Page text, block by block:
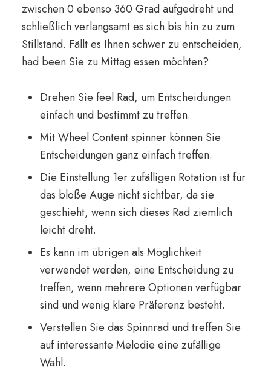
zwischen 0 ebenso 360 Grad aufgedreht und
schließlich verlangsamt es sich bis hin zu zum
Stillstand. Fällt es Ihnen schwer zu entscheiden,
had been Sie zu Mittag essen möchten?
Drehen Sie feel Rad, um Entscheidungen
einfach und bestimmt zu treffen.
Mit Wheel Content spinner können Sie
Entscheidungen ganz einfach treffen.
Die Einstellung 1er zufälligen Rotation ist für
das bloße Auge nicht sichtbar, da sie
geschieht, wenn sich dieses Rad ziemlich
leicht dreht.
Es kann im übrigen als Möglichkeit
verwendet werden, eine Entscheidung zu
treffen, wenn mehrere Optionen verfügbar
sind und wenig klare Präferenz besteht.
Verstellen Sie das Spinnrad und treffen Sie
auf interessante Melodie eine zufällige
Wahl.